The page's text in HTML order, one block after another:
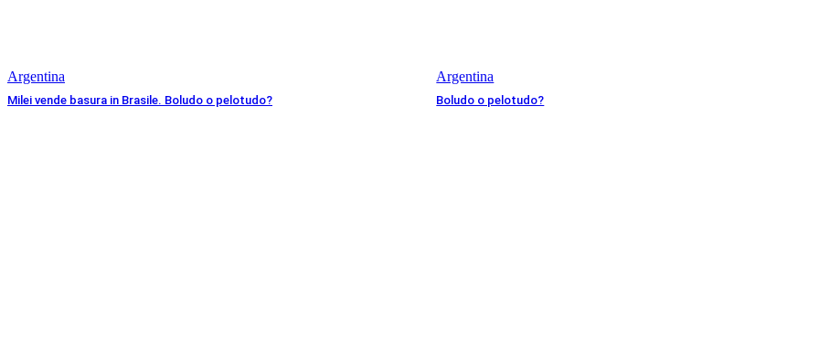
Argentina
Milei vende basura in Brasile. Boludo o pelotudo?
Argentina
Boludo o pelotudo?